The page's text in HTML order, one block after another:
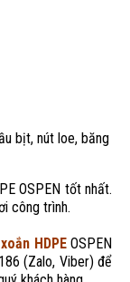
bịt, nút loe, băng
OSPEN tốt nhất.
công trình.
HDPEOSPEN
(Zalo, Viber) để